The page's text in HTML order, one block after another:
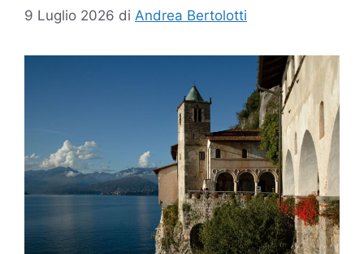
9 Luglio 2026 di Andrea Bertolotti